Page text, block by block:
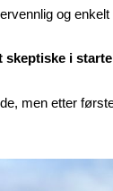
og
skeptiske i
men etter